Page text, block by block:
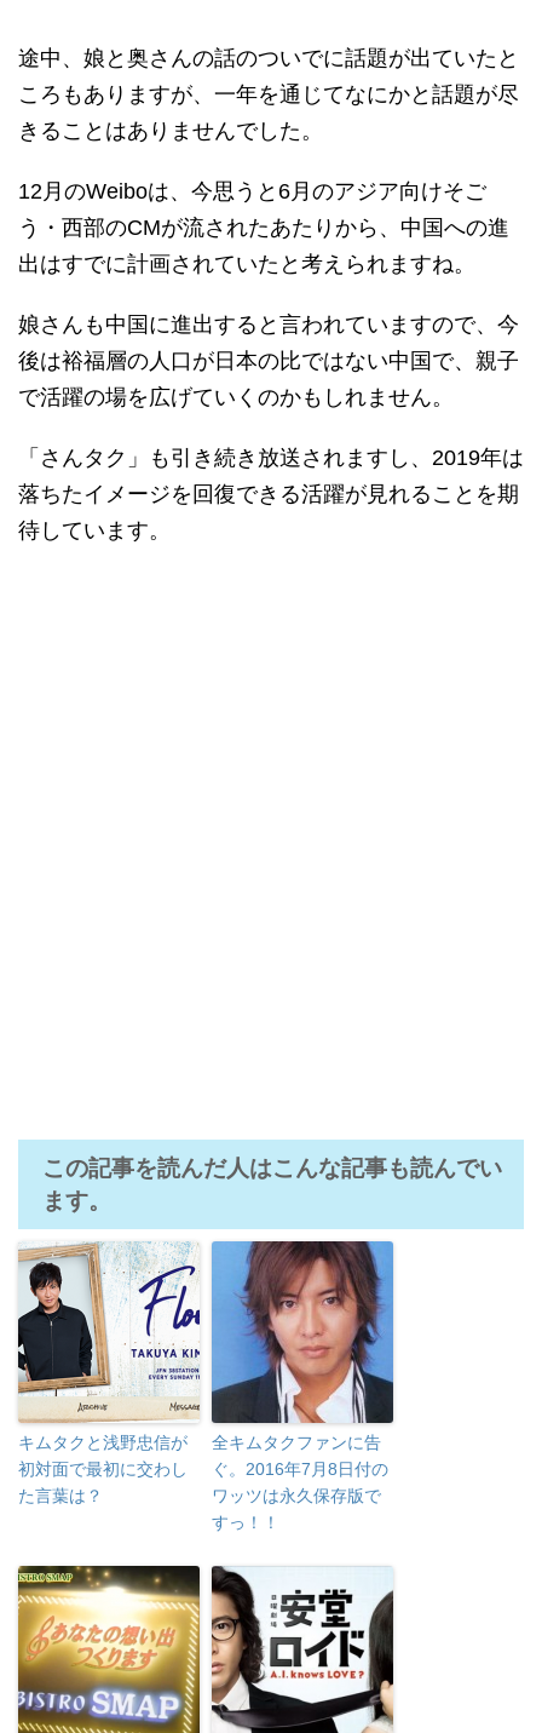
途中、娘と奥さんの話のついでに話題が出ていたと
ころもありますが、一年を通じてなにかと話題が尽
きることはありませんでした。
12月のWeiboは、今思うと6月のアジア向けそご
う・西部のCMが流されたあたりから、中国への進
出はすでに計画されていたと考えられますね。
娘さんも中国に進出すると言われていますので、今
後は裕福層の人口が日本の比ではない中国で、親子
で活躍の場を広げていくのかもしれません。
「さんタク」も引き続き放送されますし、2019年は
落ちたイメージを回復できる活躍が見れることを期
待しています。
この記事を読んだ人はこんな記事も読んでい
ます。
キムタクと浅野忠信が
初対面で最初に交わし
た言葉は？
全キムタクファンに告
ぐ。2016年7月8日付の
ワッツは永久保存版で
すっ！！